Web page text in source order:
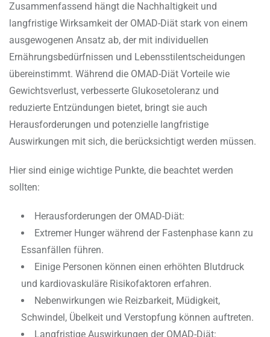
Zusammenfassend hängt die Nachhaltigkeit und
langfristige Wirksamkeit der OMAD-Diät stark von einem
ausgewogenen Ansatz ab, der mit individuellen
Ernährungsbedürfnissen und Lebensstilentscheidungen
übereinstimmt. Während die OMAD-Diät Vorteile wie
Gewichtsverlust, verbesserte Glukosetoleranz und
reduzierte Entzündungen bietet, bringt sie auch
Herausforderungen und potenzielle langfristige
Auswirkungen mit sich, die berücksichtigt werden müssen.
Hier sind einige wichtige Punkte, die beachtet werden
sollten:
Herausforderungen der OMAD-Diät:
Extremer Hunger während der Fastenphase kann zu
Essanfällen führen.
Einige Personen können einen erhöhten Blutdruck
und kardiovaskuläre Risikofaktoren erfahren.
Nebenwirkungen wie Reizbarkeit, Müdigkeit,
Schwindel, Übelkeit und Verstopfung können auftreten.
Langfristige Auswirkungen der OMAD-Diät: